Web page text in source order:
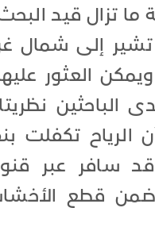
ما تزال قيد
إلى شمال
العثور
الباحثين
تكفلت
قد سافر عبر
ضمن قطع